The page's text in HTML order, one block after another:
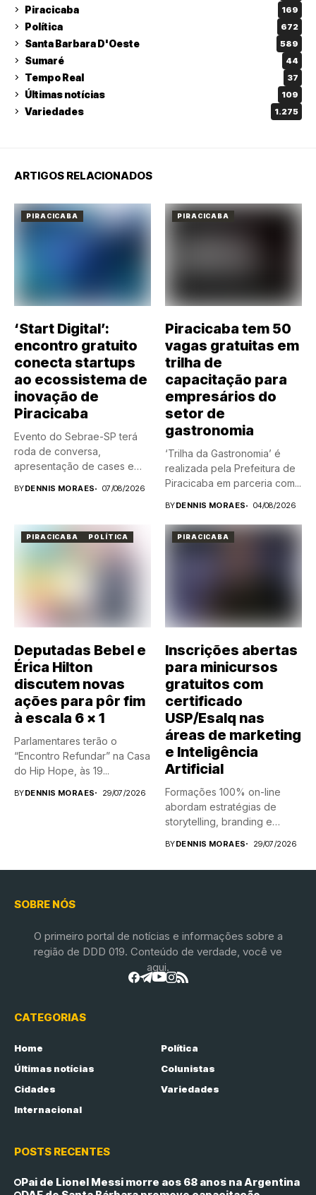
Piracicaba 169
Política 672
Santa Barbara D'Oeste 589
Sumaré 44
Tempo Real 37
Últimas notícias 109
Variedades 1.275
ARTIGOS RELACIONADOS
PIRACICABA
‘Start Digital’:
encontro gratuito
conecta startups
ao ecossistema de
inovação de
Piracicaba
Evento do Sebrae-SP terá
roda de conversa,
apresentação de cases e
BYDENNIS MORAES 07/08/2026
PIRACICABA
Piracicaba tem 50
vagas gratuitas em
trilha de
capacitação para
empresários do
setor de
gastronomia
‘Trilha da Gastronomia’ é
realizada pela Prefeitura de
Piracicaba em parceria com...
BYDENNIS MORAES 04/08/2026
PIRACICABA POLÍTICA
Deputadas Bebel e
Érica Hilton
discutem novas
ações para pôr fim
à escala 6 x 1
Parlamentares terão o
“Encontro Refundar” na Casa
do Hip Hope, às 19...
BYDENNIS MORAES 29/07/2026
PIRACICABA
Inscrições abertas
para minicursos
gratuitos com
certificado
USP/Esalq nas
áreas de marketing
e Inteligência
Artificial
Formações 100% on-line
abordam estratégias de
storytelling, branding e
BYDENNIS MORAES 29/07/2026
SOBRE NÓS
O primeiro portal de notícias e informações sobre a
região de DDD 019. Conteúdo de verdade, você ve
aqui.
CATEGORIAS
Home
Política
Últimas notícias
Colunistas
Cidades
Variedades
Internacional
POSTS RECENTES
Pai de Lionel Messi morre aos 68 anos na Argentina